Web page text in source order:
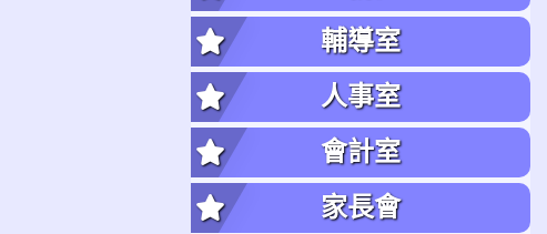
輔導室
人事室
會計室
家長會